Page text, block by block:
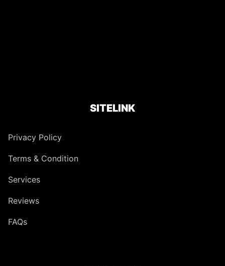
SITELINK
Privacy Policy
Terms & Condition
Services
Reviews
FAQs